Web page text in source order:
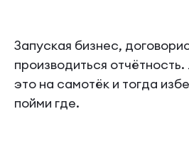
Запуская бизнес,
производиться
это на самотёк и тогда
пойми где.